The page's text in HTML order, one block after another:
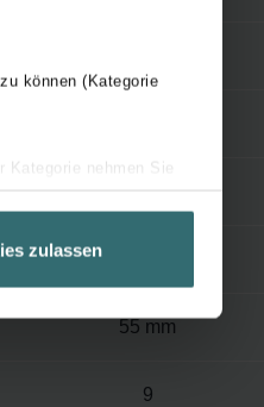
können (Kategorie
nehmen Sie
Informationen
einen Link in der
zulassen
1000 mm
55 mm
9